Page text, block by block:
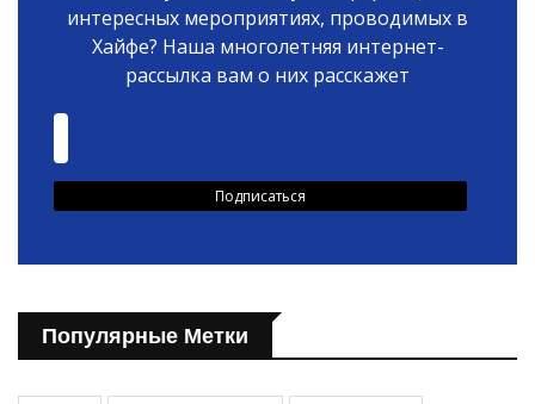
интересных мероприятиях, проводимых в
Хайфе? Наша многолетняя интернет-
рассылка вам о них расскажет
Популярные Метки